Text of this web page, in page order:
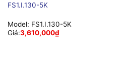
FS1.I.130-5K
Model: FS1.I.130-5K
Giá:3,610,000₫